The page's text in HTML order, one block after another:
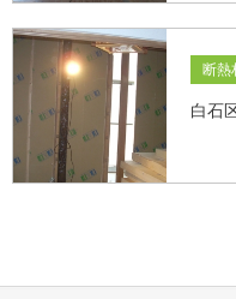
断熱
白石